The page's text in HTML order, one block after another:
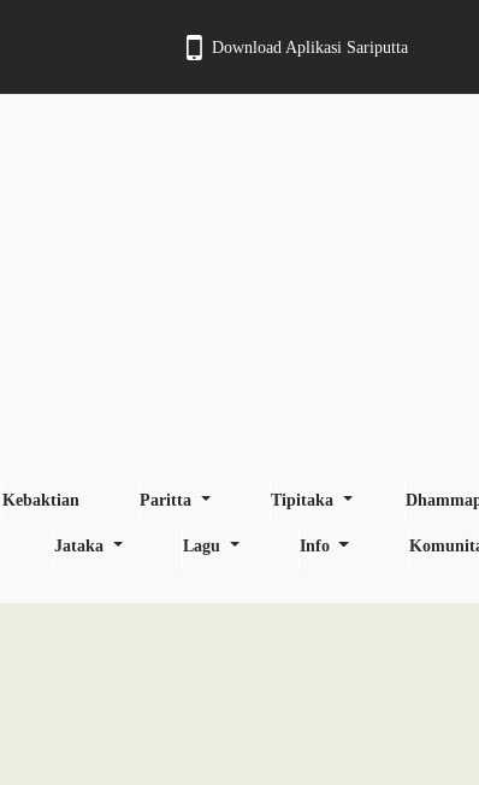
Download Aplikasi Sariputta
Kebaktian Paritta Tipitaka
Jataka Lagu Info